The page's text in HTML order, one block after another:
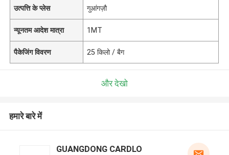
उत्पत्ति के प्लेस गुआंगज़ौ
न्यूनतम आदेश मात्रा 1MT
पैकेजिंग विवरण 25 किलो / बैग
और देखो
हमारे बारे में
GUANGDONG CARDLO